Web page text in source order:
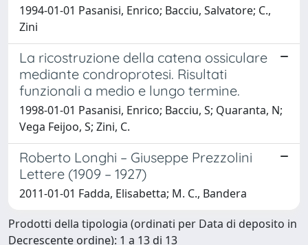
1994-01-01 Pasanisi, Enrico; Bacciu, Salvatore; C.,
Zini
La ricostruzione della catena ossiculare
mediante condroprotesi. Risultati
funzionali a medio e lungo termine.
1998-01-01 Pasanisi, Enrico; Bacciu, S; Quaranta, N;
Vega Feijoo, S; Zini, C.
Roberto Longhi – Giuseppe Prezzolini
Lettere (1909 – 1927)
2011-01-01 Fadda, Elisabetta; M. C., Bandera
Prodotti della tipologia (ordinati per Data di deposito in
Decrescente ordine): 1 a 13 di 13